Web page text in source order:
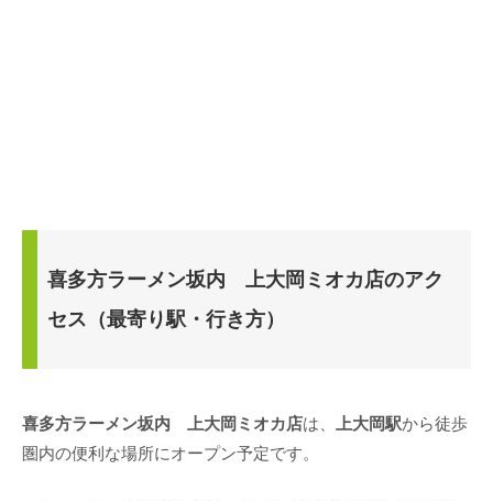
喜多方ラーメン坂内 上大岡ミオカ店のアク
セス（最寄り駅・行き方）
喜多方ラーメン坂内 上大岡ミオカ店は、 上大岡駅から徒歩
圏内の便利な場所にオープン予定です。